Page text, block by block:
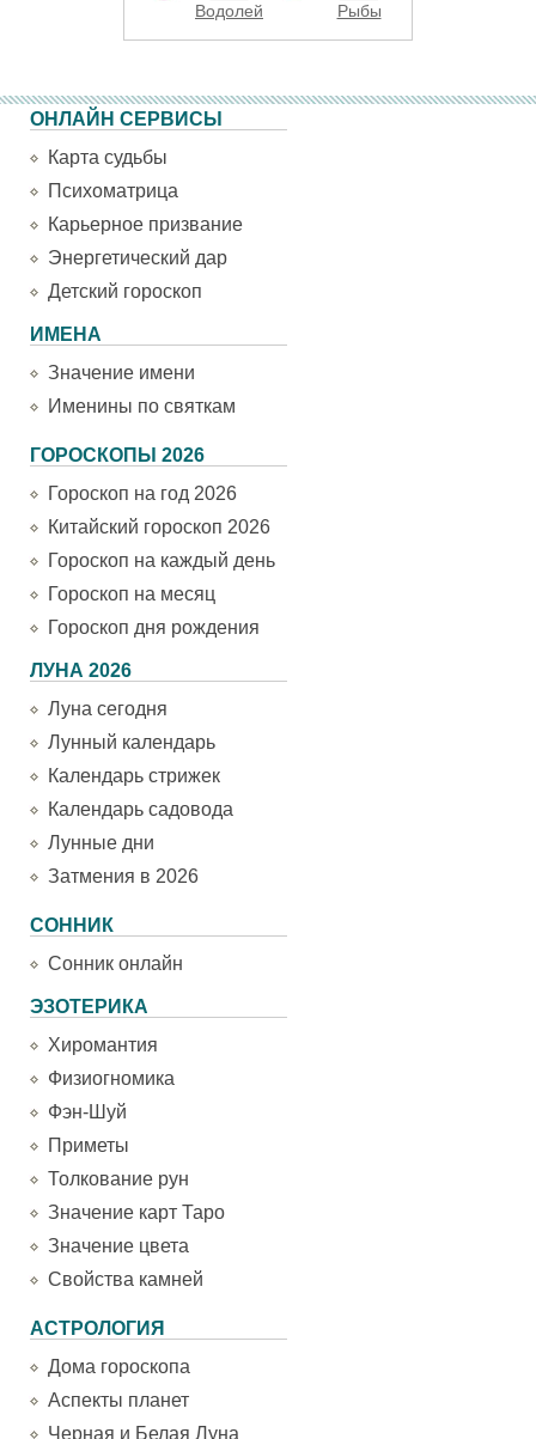
Водолей
Рыбы
ОНЛАЙН СЕРВИСЫ
Карта судьбы
Психоматрица
Карьерное призвание
Энергетический дар
Детский гороскоп
ИМЕНА
Значение имени
Именины по святкам
ГОРОСКОПЫ 2026
Гороскоп на год 2026
Китайский гороскоп 2026
Гороскоп на каждый день
Гороскоп на месяц
Гороскоп дня рождения
ЛУНА 2026
Луна сегодня
Лунный календарь
Календарь стрижек
Календарь садовода
Лунные дни
Затмения в 2026
СОННИК
Сонник онлайн
ЭЗОТЕРИКА
Хиромантия
Физиогномика
Фэн-Шуй
Приметы
Толкование рун
Значение карт Таро
Значение цвета
Свойства камней
АСТРОЛОГИЯ
Дома гороскопа
Аспекты планет
Черная и Белая Луна